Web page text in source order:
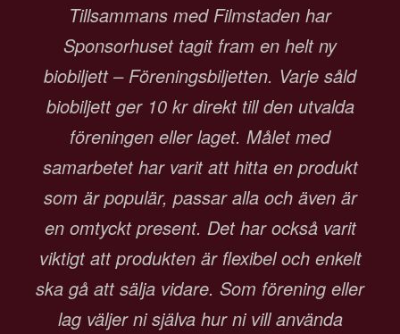
Tillsammans med Filmstaden har
Sponsorhuset tagit fram en helt ny
biobiljett – Föreningsbiljetten. Varje såld
biobiljett ger 10 kr direkt till den utvalda
föreningen eller laget. Målet med
samarbetet har varit att hitta en produkt
som är populär, passar alla och även är
en omtyckt present. Det har också varit
viktigt att produkten är flexibel och enkelt
ska gå att sälja vidare. Som förening eller
lag väljer ni själva hur ni vill använda